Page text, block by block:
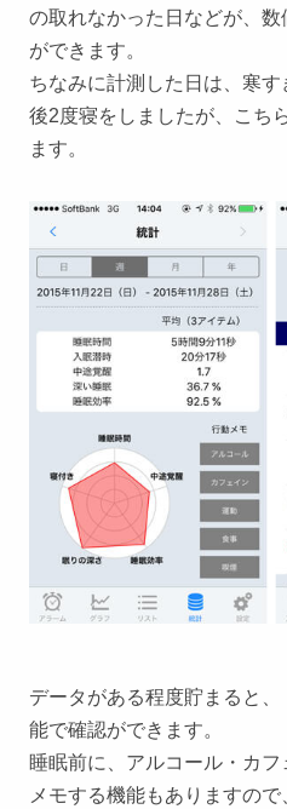
の取れなかった日などが、
ができます。
ちなみに計測した日は、寒
後2度寝をしましたが、こち
ます。
データがある程度貯まると
能で確認ができます。
睡眠前に、アルコール・カ
メモする機能もありますの